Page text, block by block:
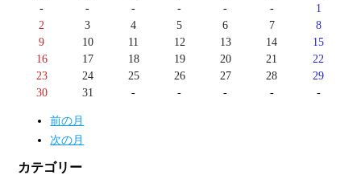
-
- - - - -
1
2
3 4 5 6 7
8
9
10 11 12 13 14
15
16
17 18 19 20 21
22
23
24 25 26 27 28
29
30
31 - - - - -
前の月
次の月
カテゴリー